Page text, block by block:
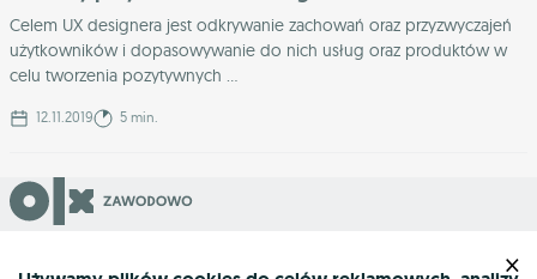
Celem UX designera jest odkrywanie zachowań oraz przyzwyczajeń
użytkowników i dopasowywanie do nich usług oraz produktów w
celu tworzenia pozytywnych ...
12.11.2019 5 min.
ul. Królowej Jadwigi 43
×